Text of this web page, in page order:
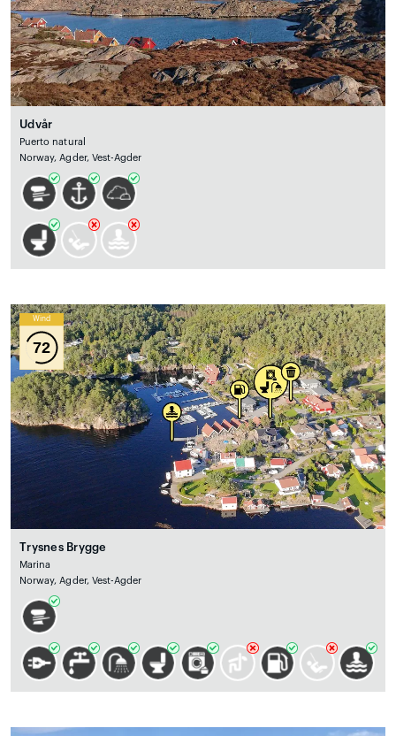
Udvår
Puerto natural
Norway, Agder, Vest-Agder
Wind
72
Trysnes Brygge
Marina
Norway, Agder, Vest-Agder